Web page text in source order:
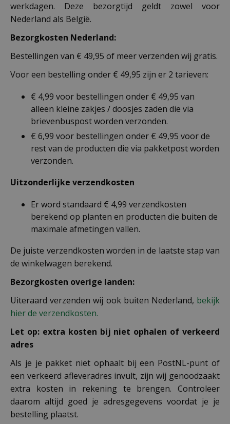
werkdagen. Deze bezorgtijd geldt zowel voor
Nederland als België.
Bezorgkosten Nederland:
Bestellingen van € 49,95 of meer verzenden wij gratis.
Voor een bestelling onder € 49,95 zijn er 2 tarieven:
€ 4,99 voor bestellingen onder € 49,95 van
alleen kleine zakjes / doosjes zaden die via
brievenbuspost worden verzonden.
€ 6,99 voor bestellingen onder € 49,95 voor de
rest van de producten die via pakketpost worden
verzonden.
Uitzonderlijke verzendkosten
Er word standaard € 4,99 verzendkosten
berekend op planten en producten die buiten de
maximale afmetingen vallen.
De juiste verzendkosten worden in de laatste stap van
de winkelwagen berekend.
Bezorgkosten overige landen:
Uiteraard verzenden wij ook buiten Nederland, bekijk
hier de verzendkosten.
Let op: extra kosten bij niet ophalen of verkeerd
adres
Als je je pakket niet ophaalt bij een PostNL-punt of
een verkeerd afleveradres invult, zijn wij genoodzaakt
extra kosten in rekening te brengen. Controleer
daarom altijd goed je adresgegevens voordat je je
bestelling plaatst.